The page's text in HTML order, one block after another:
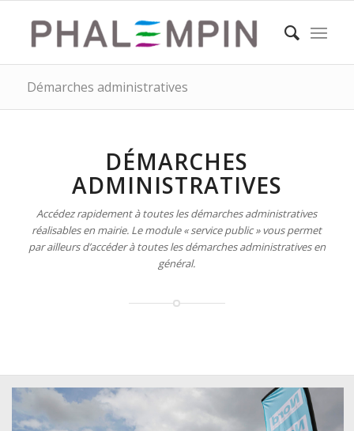
Démarches administratives
DÉMARCHES
ADMINISTRATIVES
Accédez rapidement à toutes les démarches administratives
réalisables en mairie. Le module « service public » vous permet
par ailleurs d’accéder à toutes les démarches administratives en
général.